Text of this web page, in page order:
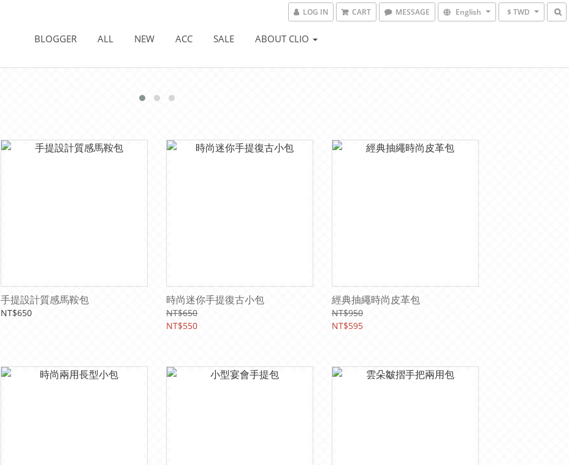
LOG IN CART MESSAGE English $ TWD
BLOGGER ALL NEW ACC SALE ABOUT CLIO
手提設計質感馬鞍包
NT$650
時尚迷你手提復古小包
NT$650
NT$550
經典抽繩時尚皮革包
NT$950
NT$595